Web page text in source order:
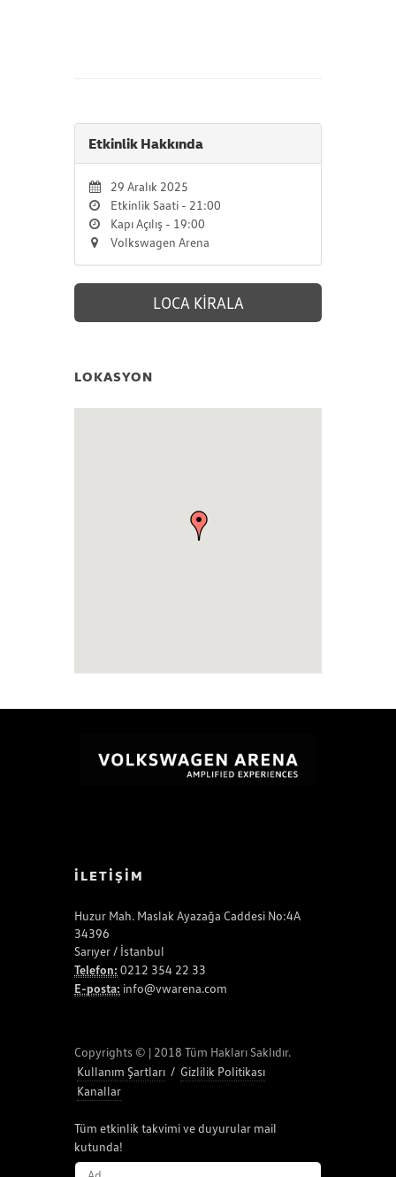
Etkinlik Hakkında
29 Aralık 2025
Etkinlik Saati - 21:00
Kapı Açılış - 19:00
Volkswagen Arena
LOCA KİRALA
LOKASYON
İLETİŞİM
Huzur Mah. Maslak Ayazağa Caddesi No:4A
34396
Sarıyer / İstanbul
Telefon: 0212 354 22 33
E-posta: info@vwarena.com
Copyrights © | 2018 Tüm Hakları Saklıdır.
Kullanım Şartları / Gizlilik Politikası
Kanallar
Tüm etkinlik takvimi ve duyurular mail
kutunda!
AD